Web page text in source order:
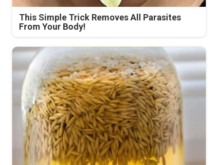
This Simple Trick Removes All Parasites
From Your Body!